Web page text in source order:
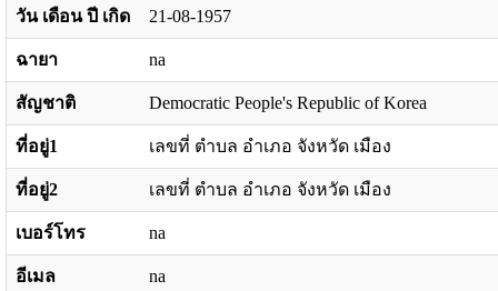
วัน เดือน ปี เกิด 21-08-1957
ฉายา na
สัญชาติ Democratic People's Republic of Korea
ที่อยู่1 เลขที่ ตำบล อำเภอ จังหวัด เมือง
ที่อยู่2 เลขที่ ตำบล อำเภอ จังหวัด เมือง
เบอร์โทร na
อีเมล na